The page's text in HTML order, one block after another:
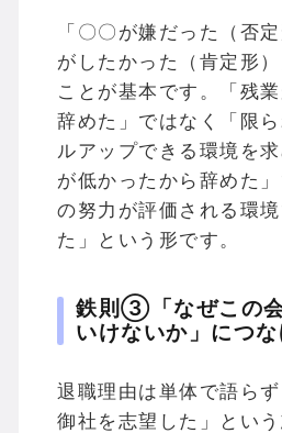
「〇〇が嫌だった（否
がしたかった（肯定形
ことが基本です。「残
辞めた」ではなく「限
ルアップできる環境を
が低かったから辞めた
の努力が評価される環
た」という形です。
鉄則③「なぜこの
いけないか」につな
退職理由は単体で語ら
御社を志望した」とい